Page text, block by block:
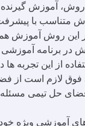
روش، آموزش گیرنده
متناسب با
این روش آموزش
در برنامه
از این تجربه